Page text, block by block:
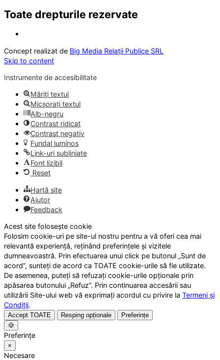
Toate drepturile rezervate
Concept realizat de Big Media Relații Publice SRL
Skip to content
Instrumente de accesibilitate
Măriți textul
Micșorați textul
Alb-negru
Contrast ridicat
Contrast negativ
Fundal luminos
Link-uri subliniate
Font lizibil
Reset
Hartă site
Ajutor
Feedback
Acest site folosește cookie
Folosim cookie-uri pe site-ul nostru pentru a vă oferi cea mai
relevantă experiență, reținând preferințele și vizitele
dumneavoastră. Prin efectuarea unui click pe butonul „Sunt de
acord”, sunteți de acord ca TOATE cookie-urile să fie utilizate.
De asemenea, puteți să refuzați cookie-urile opționale prin
apăsarea butonului „Refuz”. Prin continuarea accesării sau
utilizării Site-ului web vă exprimați acordul cu privire la Termeni și
Condiții.
Accept TOATE Resping opționale
Preferințe
🍪
Preferințe
×
Necesare